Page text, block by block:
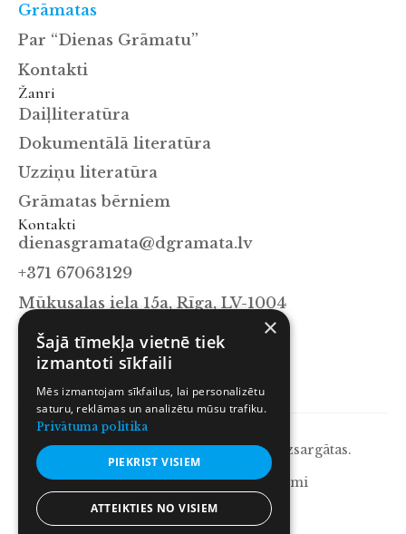
Grāmatas
Par “Dienas Grāmatu”
Kontakti
Žanri
Daiļliteratūra
Dokumentālā literatūra
Uzziņu literatūra
Grāmatas bērniem
Kontakti
dienasgramata@dgramata.lv
+371 67063129
Mūkusalas iela 15a, Rīga, LV-1004
Sekot mums
Facebook
Instagram
X.com
© 2026 Dienas Grāmata. Visas tiesības aizsargātas.
Privātuma politika
Lietošanas noteikumi
×
Šajā tīmekļa vietnē tiek
izmantoti sīkfaili
Mēs izmantojam sīkfailus, lai personalizētu
saturu, reklāmas un analizētu mūsu trafiku.
Privātuma politika
PIEKRIST VISIEM
ATTEIKTIES NO VISIEM